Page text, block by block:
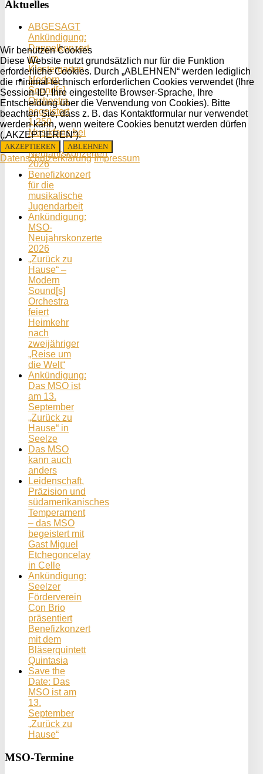
Aktuelles
ABGESAGT
Ankündigung:
Doppelkonzert
im
Klostergarten
Modern
Sound[s]
Orchestra
begeistert
1.250
Musikfans bei
den
Neujahrskonzerten
2026
Benefizkonzert
für die
musikalische
Jugendarbeit
Ankündigung:
MSO-
Neujahrskonzerte
2026
„Zurück zu
Hause“ –
Modern
Sound[s]
Orchestra
feiert
Heimkehr
nach
zweijähriger
„Reise um
die Welt“
Ankündigung:
Das MSO ist
am 13.
September
„Zurück zu
Hause“ in
Seelze
Das MSO
kann auch
anders
Leidenschaft,
Präzision und
südamerikanisches
Temperament
– das MSO
begeistert mit
Gast Miguel
Etchegoncelay
in Celle
Ankündigung:
Seelzer
Förderverein
Con Brio
präsentiert
Benefizkonzert
mit dem
Bläserquintett
Quintasia
Save the
Date: Das
MSO ist am
13.
September
„Zurück zu
Hause“
MSO-Termine
Wir benutzen Cookies
Diese Website nutzt grundsätzlich nur für die Funktion
erforderliche Cookies. Durch „ABLEHNEN“ werden lediglich
die minimal technisch erforderlichen Cookies verwendet (Ihre
Session-ID, Ihre eingestellte Browser-Sprache, Ihre
Entscheidung über die Verwendung von Cookies). Bitte
beachten Sie, dass z. B. das Kontaktformular nur verwendet
werden kann, wenn weitere Cookies benutzt werden dürfen
(„AKZEPTIEREN“).
AKZEPTIEREN ABLEHNEN
Datenschutzerklärung Impressum